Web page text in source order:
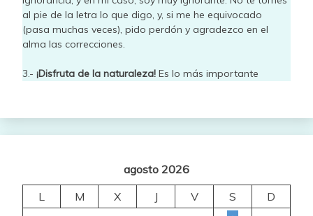
al pie de la letra lo que digo, y, si me he equivocado
(pasa muchas veces), pido perdón y agradezco en el
alma las correcciones.
3.- ¡Disfruta de la naturaleza! Es lo más importante
agosto 2026
L
M X J V S
D